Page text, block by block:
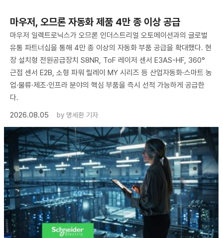
마우저, 오므론 자동화 제품 4만 종 이상 공급
마우저 일렉트로닉스가 오므론 인더스트리얼 오토메이션과의 글로벌
유통 파트너십을 통해 4만 종 이상의 자동화 부품 공급을 확대했다. 현
장 설치형 전원공급장치 S8NR, ToF 레이저 센서 E3AS-HF, 360°
근접 센서 E2B, 소형 파워 릴레이 MY 시리즈 등 산업자동화·스마트 농
업·물류·제조·인프라 분야의 핵심 부품을 즉시 선적 가능하게 공급한
다.
2026.08.05
by 명세환 기자